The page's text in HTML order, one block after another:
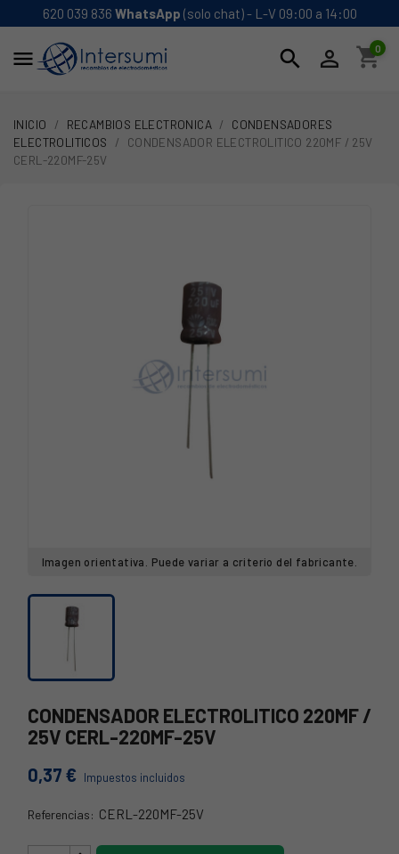
620 039 836 WhatsApp (solo chat) - L-V 09:00 a 14:00
 search  shopping_cart
0
INICIO RECAMBIOS ELECTRONICA
CONDENSADORES
ELECTROLITICOS
CONDENSADOR ELECTROLITICO 220MF / 25V
CERL-220MF-25V
Imagen orientativa. Puede variar a criterio del fabricante.
CONDENSADOR ELECTROLITICO 220MF /
25V CERL-220MF-25V
0,37 € Impuestos incluidos
Referencias: CERL-220MF-25V
CERL-220MF-25